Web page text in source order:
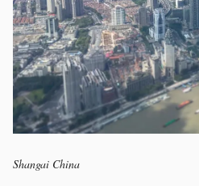
Shangai China